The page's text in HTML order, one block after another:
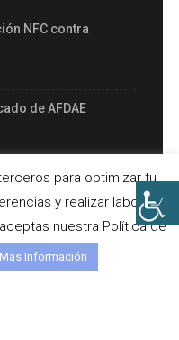
NFC contra
de AFDAE
ISE 2026,
para optimizar tu
y realizar labores
nuestra Política de
Más Información